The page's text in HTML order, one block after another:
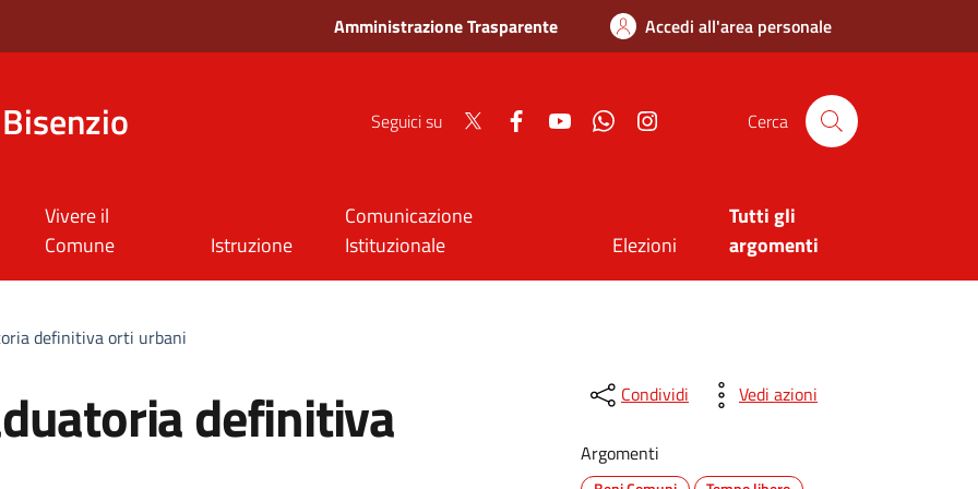
Amministrazione Trasparente Accedi all'area personale
Seguici su Twitter FacebookYoutube Whatsapp Cerca
Vivere il
Comune
Istruzione
Comunicazione
Istituzionale
Elezioni
Tutti gli
argomenti
definitiva orti urbani
definitiva Condividi Vedi azioni
Argomenti